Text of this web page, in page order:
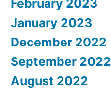
February 2023
January 2023
December 2022
September 2022
August 2022